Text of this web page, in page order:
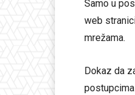
Samo u
web
mrežama.
Dokaz da